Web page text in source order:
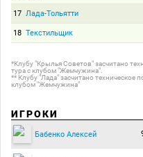
17 Лада-Тольятти
18 Текстильщик
*Клубу "Крылья Советов" засчитано
тура с клубом "Жемчужина".
** Клубу "Лада" засчитано техническое
клубом "Жемчужина"
ИГРОКИ
Бабенко Алексей